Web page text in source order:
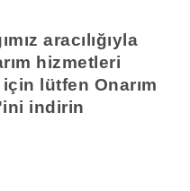
aracılığıyla
hizmetleri
lütfen Onarım
indirin